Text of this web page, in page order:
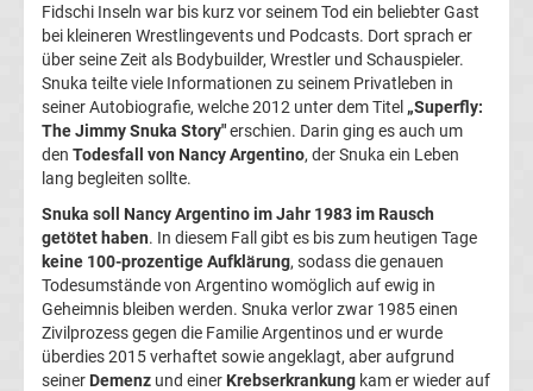
Premier
League
Erg.
League
Tabelle
Frauen
Fidschi Inseln war bis kurz vor seinem Tod ein beliebter Gast
bei kleineren Wrestlingevents und Podcasts. Dort sprach er
über seine Zeit als Bodybuilder, Wrestler und Schauspieler.
Snuka teilte viele Informationen zu seinem Privatleben in
seiner Autobiografie, welche 2012 unter dem Titel „Superfly:
The Jimmy Snuka Story"erschien. Darin ging es auch um
den Todesfall von Nancy Argentino, der Snuka ein Leben
lang begleiten sollte.
Snuka soll Nancy Argentino im Jahr 1983 im Rausch
getötet haben. In diesem Fall gibt es bis zum heutigen Tage
keine 100-prozentige Aufklärung, sodass die genauen
Todesumstände von Argentino womöglich auf ewig in
Geheimnis bleiben werden. Snuka verlor zwar 1985 einen
Zivilprozess gegen die Familie Argentinos und er wurde
überdies 2015 verhaftet sowie angeklagt, aber aufgrund
seiner Demenz und einer Krebserkrankung kam er wieder auf